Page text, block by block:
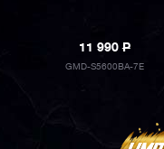
11 990P
GMD-S5600BA-7E